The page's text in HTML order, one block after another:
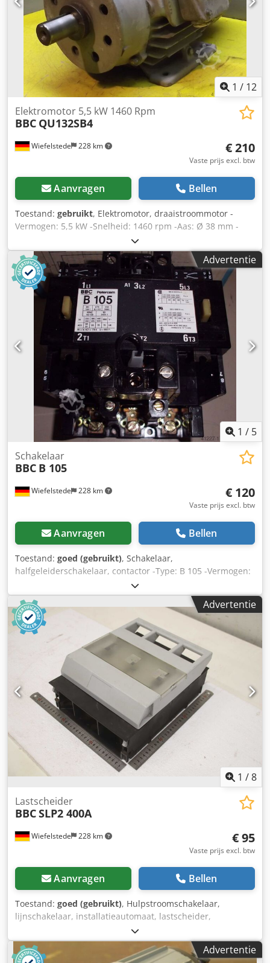
1 / 12
Wiefelstede 228 km
Elektromotor 5,5 kW 1460 Rpm
BBC QU132SB4
€ 210
Vaste prijs excl. btw
Aanvragen Bellen
Toestand: gebruikt, Elektromotor, draaistroommotor -
Vermogen: 5,5 kW -Snelheid: 1460 rpm -Aas: Ø 38 mm -
Bouw: B3 -Beschermingsklasse: IP 33 -Prijs: per stuk -
Aantal: 3x beschikbaar -Maten: 460/320/H260 mm
Djdpecncq Usfx Ab Dskr -gewicht: 58 kg
Advertentie
1 / 5
Wiefelstede 228 km
Schakelaar
BBC B 105
€ 120
Vaste prijs excl. btw
Aanvragen Bellen
Toestand: goed (gebruikt), Schakelaar,
halfgeleiderschakelaar, contactor -Type: B 105 -Vermogen:
220 V AC 22 kW -Aantal: 3 stuks op voorraad -Prijs: per stuk
-Gewicht per pakket: 3 kg Djdpfx Abob A Nwqs Dskr
Advertentie
1 /8
Wiefelstede 228 km
Lastscheider
BBCSLP2 400A
€ 95
Vaste prijs excl. btw
Aanvragen Bellen
Toestand: goed (gebruikt), Hulpstroomschakelaar,
lijnschakelaar, installatieautomaat, lastscheider,
lastscheidingsschakelaar, vermogensschakelaar,
vermogensscheider, hulpschakelaar, hoofdschakelaar,
scheidingsschakelaar, mespatroonlastscheider,Advertentie